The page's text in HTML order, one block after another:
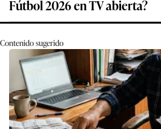
Fútbol 2026 en TV abierta?
Contenido sugerido